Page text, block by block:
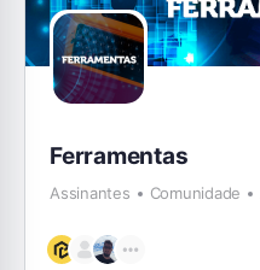
Ferramentas
Assinantes Comunidade